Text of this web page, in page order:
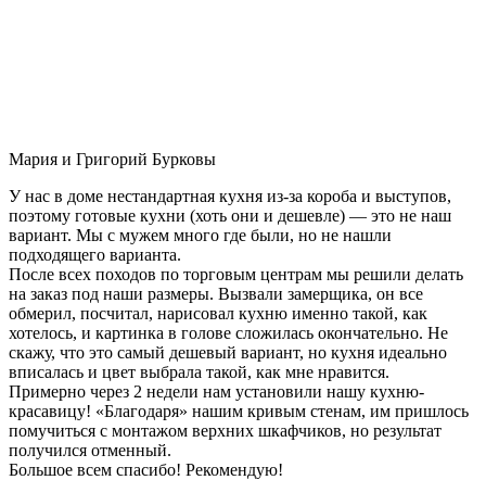
Мария и Григорий Бурковы
У нас в доме нестандартная кухня из-за короба и выступов,
поэтому готовые кухни (хоть они и дешевле) — это не наш
вариант. Мы с мужем много где были, но не нашли
подходящего варианта.
После всех походов по торговым центрам мы решили делать
на заказ под наши размеры. Вызвали замерщика, он все
обмерил, посчитал, нарисовал кухню именно такой, как
хотелось, и картинка в голове сложилась окончательно. Не
скажу, что это самый дешевый вариант, но кухня идеально
вписалась и цвет выбрала такой, как мне нравится.
Примерно через 2 недели нам установили нашу кухню-
красавицу! «Благодаря» нашим кривым стенам, им пришлось
помучиться с монтажом верхних шкафчиков, но результат
получился отменный.
Большое всем спасибо! Рекомендую!